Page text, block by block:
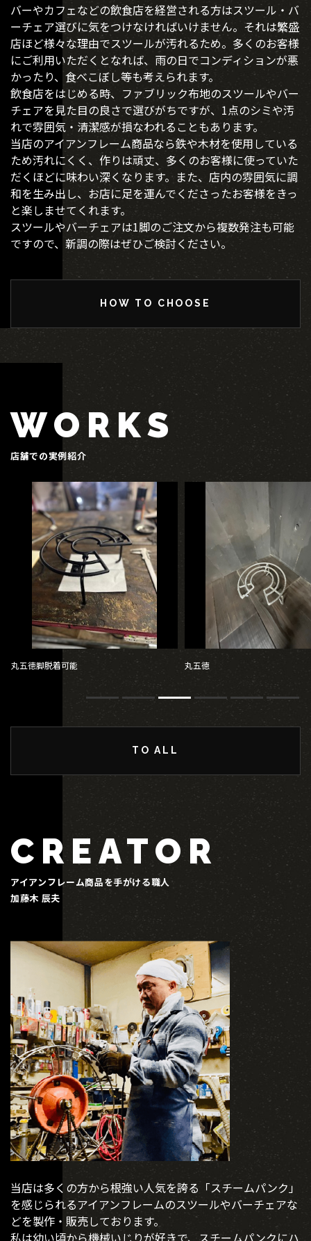
バーやカフェなどの飲食店を経営される方はスツール・バ
ーチェア選びに気をつけなければいけません。それは繁盛
店ほど様々な理由でスツールが汚れるため。多くのお客様
にご利用いただくとなれば、雨の日でコンディションが悪
かったり、食べこぼし等も考えられます。
飲食店をはじめる時、ファブリック布地のスツールやバー
チェアを見た目の良さで選びがちですが、1点のシミや汚
れで雰囲気・清潔感が損なわれることもあります。
当店のアイアンフレーム商品なら鉄や木材を使用している
ため汚れにくく、作りは頑丈、多くのお客様に使っていた
だくほどに味わい深くなります。また、店内の雰囲気に調
和を生み出し、お店に足を運んでくださったお客様をきっ
と楽しませてくれます。
スツールやバーチェアは1脚のご注文から複数発注も可能
ですので、新調の際はぜひご検討ください。
HOW TO CHOOSE
WORKS
店舗での実例紹介
丸五徳脚脱着可能 丸五徳
TO ALL
CREATOR
アイアンフレーム商品を手がける職人
加藤木 辰夫
当店は多くの方から根強い人気を誇る「スチームパンク」
を感じられるアイアンフレームのスツールやバーチェアな
どを製作・販売しております。